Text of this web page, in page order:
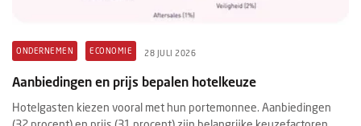
ONDERNEMEN ECONOMIE 28 JULI 2026
Aanbiedingen en prijs bepalen hotelkeuze
Hotelgasten kiezen vooral met hun portemonnee. Aanbiedingen